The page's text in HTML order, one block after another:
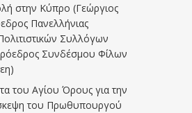
στην Κύπρο (Γεώργιος
Πανελλήνιας
Συλλόγων
Συνδέσμου Φίλων
του Αγίου Όρους για την
του Πρωθυπουργού